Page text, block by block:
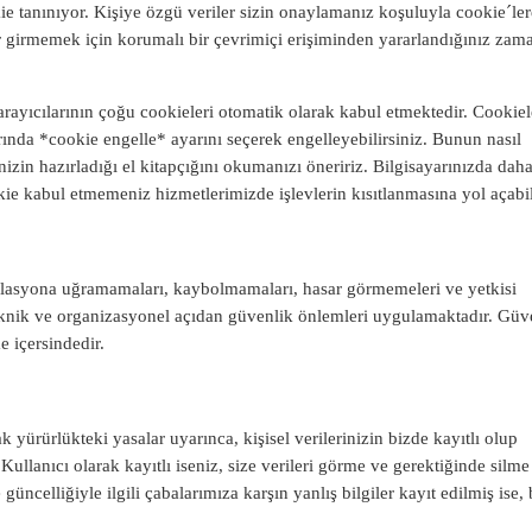
tanınıyor. Kişiye özgü veriler sizin onaylamanız koşuluyla
için korumalı bir çevrimiçi erişiminden yararlandığınız
çoğu cookieleri otomatik olarak kabul etmektedir.
*cookie engelle* ayarını seçerek engelleyebilirsiniz. Bunun nasıl
hazırladığı el kitapçığını okumanızı öneririz. Bilgisayarınızda daha
kabul etmemeniz hizmetlerimizde işlevlerin kısıtlanmasına yol
uğramamaları, kaybolmamaları, hasar görmemeleri ve yetkisi
ve organizasyonel açıdan güvenlik önlemleri uygulamaktadır.
içersindedir.
yürürlükteki yasalar uyarınca, kişisel verilerinizin bizde kayıtlı olup
olarak kayıtlı iseniz, size verileri görme ve gerektiğinde
ilgili çabalarımıza karşın yanlış bilgiler kayıt edilmiş ise,